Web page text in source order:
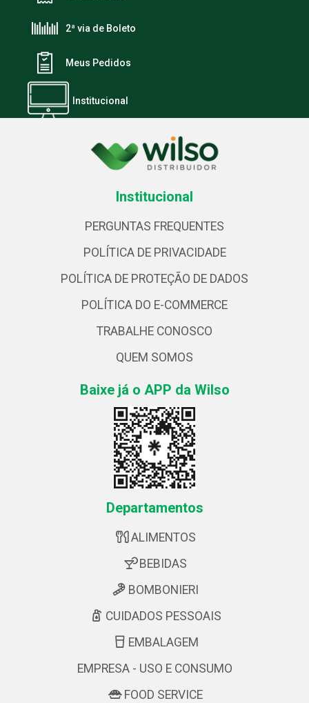
2ª via de Boleto
Meus Pedidos
Institucional
Institucional
PERGUNTAS FREQUENTES
POLÍTICA DE PRIVACIDADE
POLÍTICA DE PROTEÇÃO DE DADOS
POLÍTICA DO E-COMMERCE
TRABALHE CONOSCO
QUEM SOMOS
Baixe já o APP da Wilso
Departamentos
ALIMENTOS
BEBIDAS
BOMBONIERI
CUIDADOS PESSOAIS
EMBALAGEM
EMPRESA - USO E CONSUMO
FOOD SERVICE